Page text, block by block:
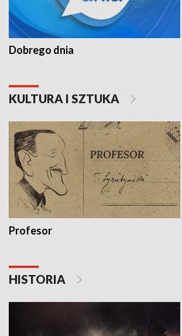
Dobrego dnia
KULTURA I SZTUKA
Profesor
HISTORIA